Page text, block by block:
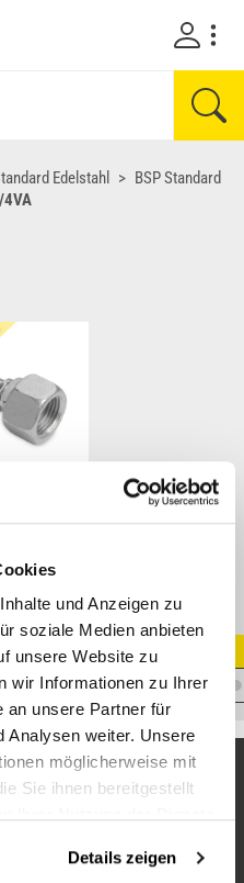
und Anzeigen zu
soziale Medien anbieten
unsere Website zu
wir Informationen zu Ihrer
an unsere Partner für
Analysen weiter. Unsere
möglicherweise mit
Sie ihnen bereitgestellt
Details zeigen
Edelstahl
BSP Standard
4VA